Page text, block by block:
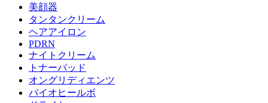
美顔器
タンタンクリーム
ヘアアイロン
PDRN
ナイトクリーム
トナーパッド
オングリディエンツ
バイオヒールボ